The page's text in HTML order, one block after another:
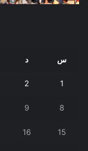
س د
1
2
8
9
15
16